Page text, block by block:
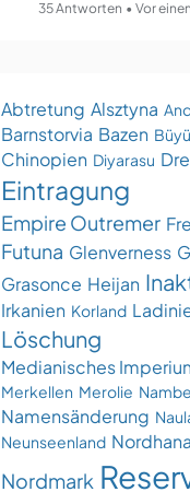
35 Antworten Vor
Abtretung Alsztyna
Barnstorvia Bazen
Chinopien Diyarasu
Eintragung
Empire Outremer
Futuna Glenverness
Grasonce Heijan
Irkanien Korland
Löschung
Medianisches
Merkellen Merolie
Namensänderung
Neunseenland
Nordmark